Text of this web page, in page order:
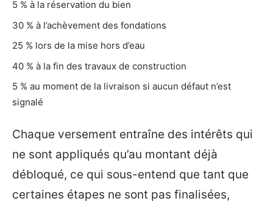
5 % à la réservation du bien
30 % à l’achèvement des fondations
25 % lors de la mise hors d’eau
40 % à la fin des travaux de construction
5 % au moment de la livraison si aucun défaut n’est
signalé
Chaque versement entraîne des intérêts qui
ne sont appliqués qu’au montant déjà
débloqué, ce qui sous-entend que tant que
certaines étapes ne sont pas finalisées,